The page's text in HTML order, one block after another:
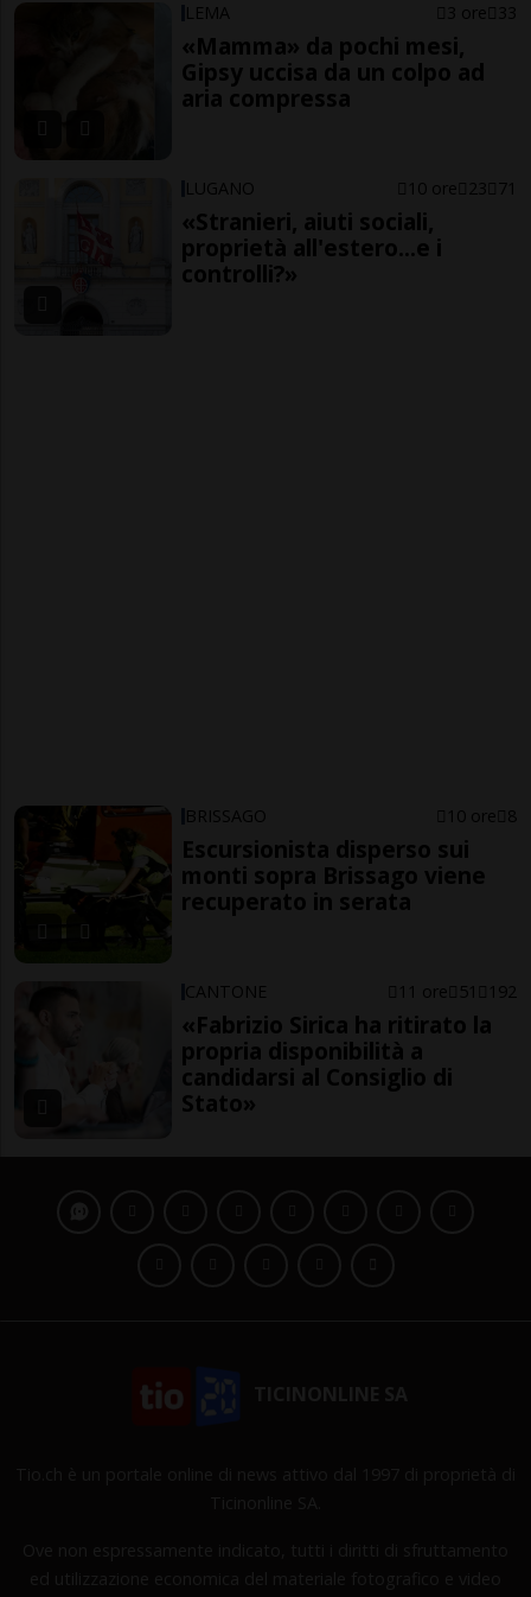
LEMA 3 ore 33
«Mamma» da pochi mesi,
Gipsy uccisa da un colpo ad
aria compressa
LUGANO 10 ore 23 71
«Stranieri, aiuti sociali,
proprietà all'estero...e i
controlli?»
BRISSAGO 10 ore 8
Escursionista disperso sui
monti sopra Brissago viene
recuperato in serata
CANTONE 11 ore 51 192
«Fabrizio Sirica ha ritirato la
propria disponibilità a
candidarsi al Consiglio di
Stato»